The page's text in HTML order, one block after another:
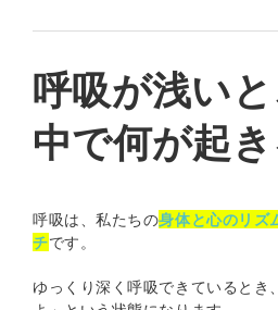
呼吸が浅い
中で何が起き
呼吸は、私たちの身体と心のリズ
チです。
ゆっくり深く呼吸できているとき